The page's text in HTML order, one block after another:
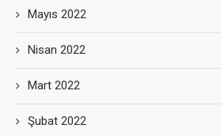
Mayıs 2022
Nisan 2022
Mart 2022
Şubat 2022